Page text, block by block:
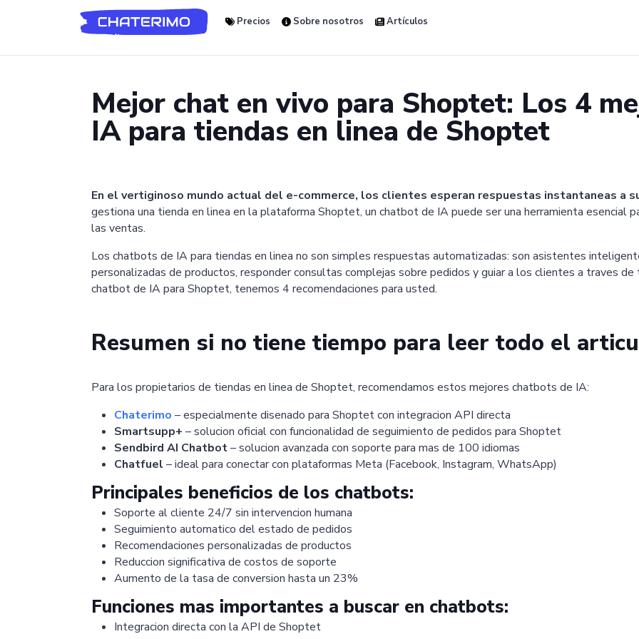
Precios Sobre nosotros Artículos
Mejor chat en vivo para Shoptet: Los 4
IA para tiendas en linea de Shoptet
En el vertiginoso mundo actual del e-commerce, los clientes esperan respuestas instantaneas a
gestiona una tienda en linea en la plataforma Shoptet, un chatbot de IA puede ser una herramienta esencial
las ventas.
Los chatbots de IA para tiendas en linea no son simples respuestas automatizadas: son asistentes
personalizadas de productos, responder consultas complejas sobre pedidos y guiar a los clientes a traves
chatbot de IA para Shoptet, tenemos 4 recomendaciones para usted.
Resumen si no tiene tiempo para leer todo el
Para los propietarios de tiendas en linea de Shoptet, recomendamos estos mejores chatbots de IA:
Chaterimo – especialmente disenado para Shoptet con integracion API directa
Smartsupp+ – solucion oficial con funcionalidad de seguimiento de pedidos para Shoptet
Sendbird AI Chatbot– solucion avanzada con soporte para mas de 100 idiomas
Chatfuel – ideal para conectar con plataformas Meta (Facebook, Instagram, WhatsApp)
Principales beneficios de los chatbots:
Soporte al cliente 24/7 sin intervencion humana
Seguimiento automatico del estado de pedidos
Recomendaciones personalizadas de productos
Reduccion significativa de costos de soporte
Aumento de la tasa de conversion hasta un 23%
Funciones mas importantes a buscar en chatbots:
Integracion directa con la API de Shoptet